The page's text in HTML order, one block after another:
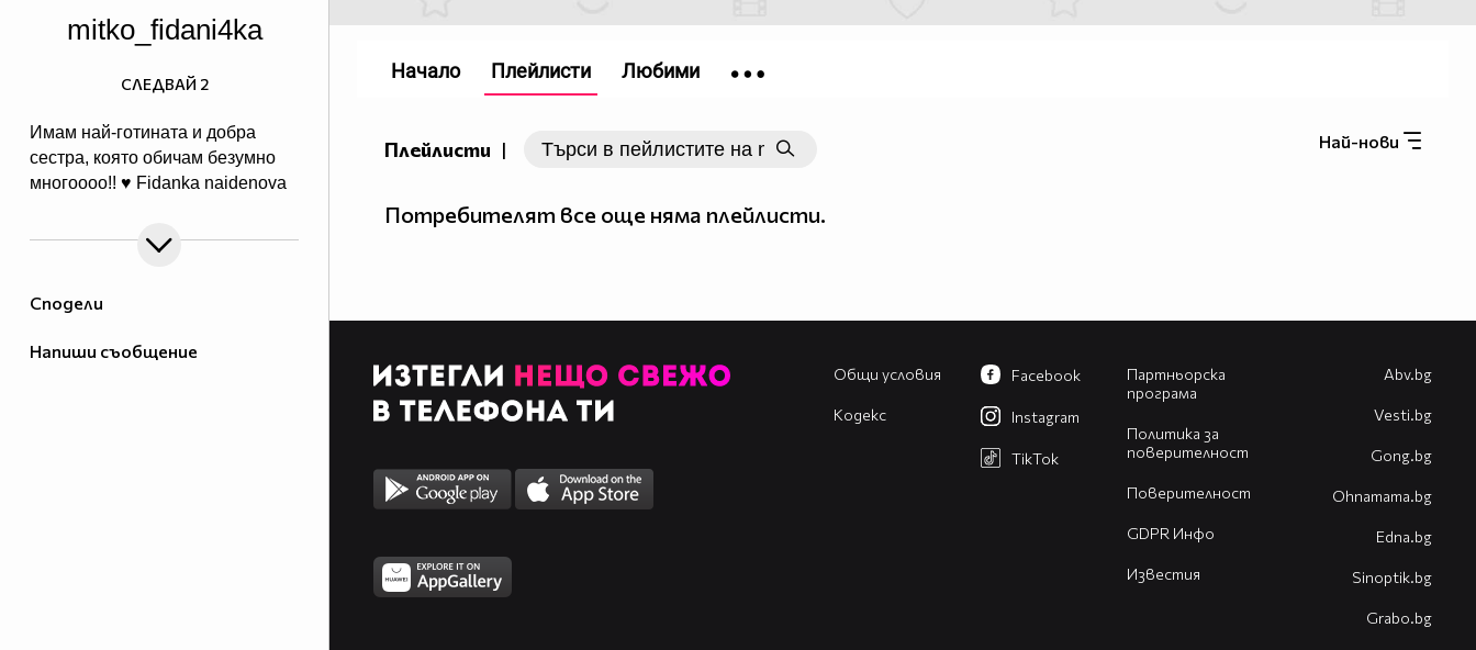
Сподели
Напиши съобщение
mitko_fidani4ka
Имам най-готинaта и добра
сестра, която обичам безумно
многоооо!! ♥ Fidanka naidenova
СЛЕДВАЙ 2
Плейлисти | Най-нови
Потребителят все още няма плейлисти.
Начало Плейлисти Любими
Общи условия
Кодекс
Партньорска
програма
Политика за
поверителност
Поверителност
GDPR Инфо
Известия
Facebook
Instagram
TikTok
Abv.bg
Vesti.bg
Gong.bg
Оhnamama.bg
Edna.bg
Sinoptik.bg
Grabo.bg